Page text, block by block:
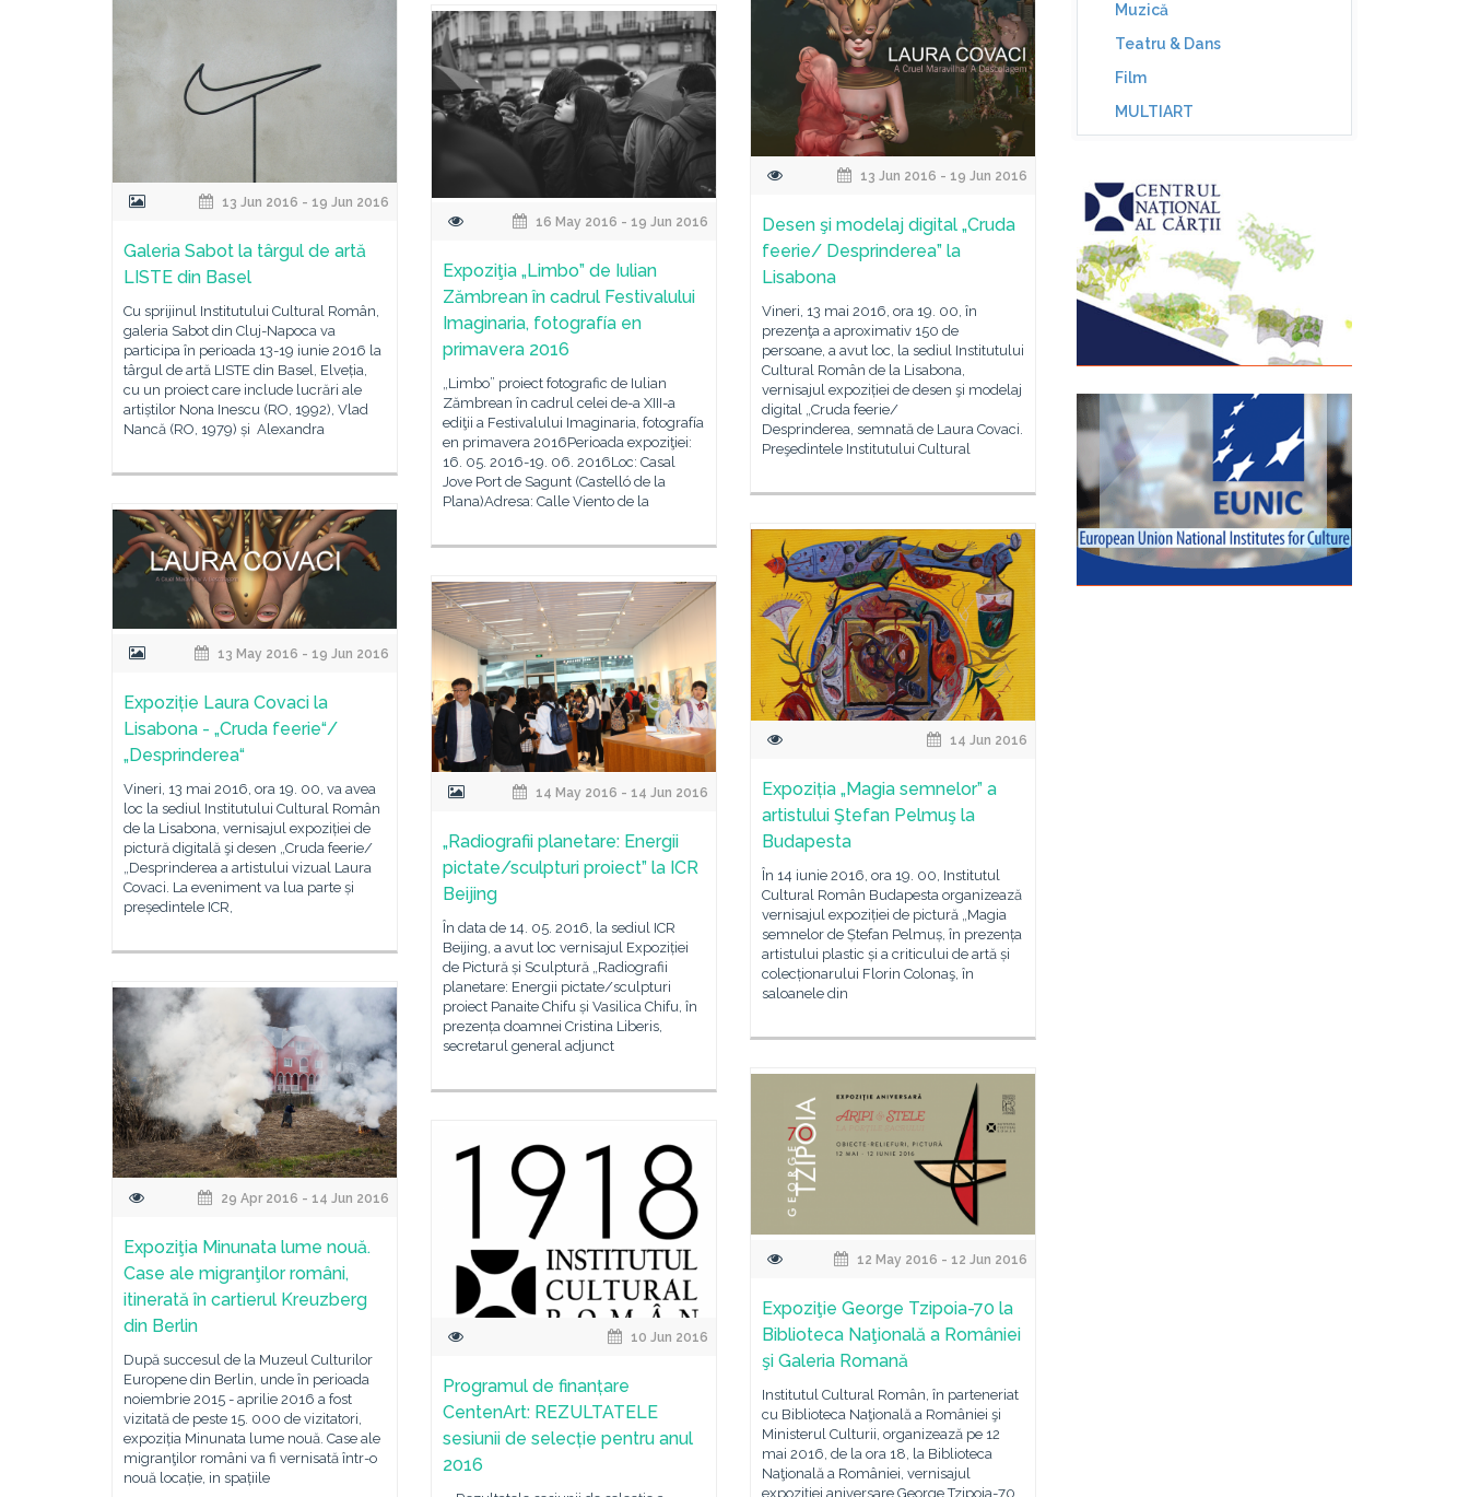
13 Jun 2016 - 19 Jun 2016
Desen şi modelaj digital „Cruda
feerie/ Desprinderea” la
Lisabona
Vineri, 13 mai 2016, ora 19. 00, în
prezenţa a aproximativ 150 de
persoane, a avut loc, la sediul Institutului
Cultural Român de la Lisabona,
vernisajul expoziției de desen şi modelaj
digital „Cruda feerie/
Desprinderea, semnată de Laura Covaci.
Preşedintele Institutului Cultural
13 Jun 2016 - 19 Jun 2016
Galeria Sabot la târgul de artă
LISTE din Basel
Cu sprijinul Institutului Cultural Român,
galeria Sabot din Cluj-Napoca va
participa în perioada 13-19 iunie 2016 la
târgul de artă LISTE din Basel, Elveția,
cu un proiect care include lucrări ale
artiștilor Nona Inescu (RO, 1992), Vlad
Nancă (RO, 1979) și Alexandra
16 May 2016 - 19 Jun 2016
Expoziţia „Limbo” de Iulian
Zămbrean în cadrul Festivalului
Imaginaria, fotografía en
primavera 2016
„Limbo” proiect fotografic de Iulian
Zămbrean în cadrul celei de-a XIII-a
ediţii a Festivalului Imaginaria, fotografía
en primavera 2016Perioada expoziţiei:
16. 05. 2016-19. 06. 2016Loc: Casal
Jove Port de Sagunt (Castelló de la
Plana)Adresa: Calle Viento de la
13 May 2016 - 19 Jun 2016
Expoziție Laura Covaci la
Lisabona - „Cruda feerie“/
„Desprinderea“
Vineri, 13 mai 2016, ora 19. 00, va avea
loc la sediul Institutului Cultural Român
de la Lisabona, vernisajul expoziției de
pictură digitală şi desen „Cruda feerie/
„Desprinderea a artistului vizual Laura
Covaci. La eveniment va lua parte și
președintele ICR,
14 Jun 2016
Expoziția „Magia semnelor” a
artistului Ştefan Pelmuş la
Budapesta
În 14 iunie 2016, ora 19. 00, Institutul
Cultural Român Budapesta organizează
vernisajul expoziției de pictură „Magia
semnelor de Ștefan Pelmuș, în prezența
artistului plastic și a criticului de artă și
colecționarului Florin Colonaş, în
saloanele din
14 May 2016 - 14 Jun 2016
„Radiografii planetare: Energii
pictate/sculpturi proiect” la ICR
Beijing
În data de 14. 05. 2016, la sediul ICR
Beijing, a avut loc vernisajul Expoziției
de Pictură și Sculptură „Radiografii
planetare: Energii pictate/sculpturi
proiect Panaite Chifu și Vasilica Chifu, în
prezența doamnei Cristina Liberis,
secretarul general adjunct
29 Apr 2016 - 14 Jun 2016
Expoziţia Minunata lume nouă.
Case ale migranţilor români,
itinerată în cartierul Kreuzberg
din Berlin
După succesul de la Muzeul Culturilor
Europene din Berlin, unde în perioada
noiembrie 2015 - aprilie 2016 a fost
vizitată de peste 15. 000 de vizitatori,
expoziția Minunata lume nouă. Case ale
migranţilor români va fi vernisată într-o
nouă locație, in spațiile
12 May 2016 - 12 Jun 2016
Expoziţie George Tzipoia-70 la
Biblioteca Naţională a României
şi Galeria Romană
Institutul Cultural Român, în parteneriat
cu Biblioteca Naţională a României şi
Ministerul Culturii, organizează pe 12
mai 2016, de la ora 18, la Biblioteca
Naţională a României, vernisajul
expoziţiei aniversare George Tzipoia-70
10 Jun 2016
Programul de finanțare
CentenArt: REZULTATELE
sesiunii de selecție pentru anul
2016
Muzică
Teatru & Dans
Film
MULTIART